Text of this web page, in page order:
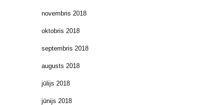
novembris 2018
oktobris 2018
septembris 2018
augusts 2018
jūlijs 2018
jūnijs 2018